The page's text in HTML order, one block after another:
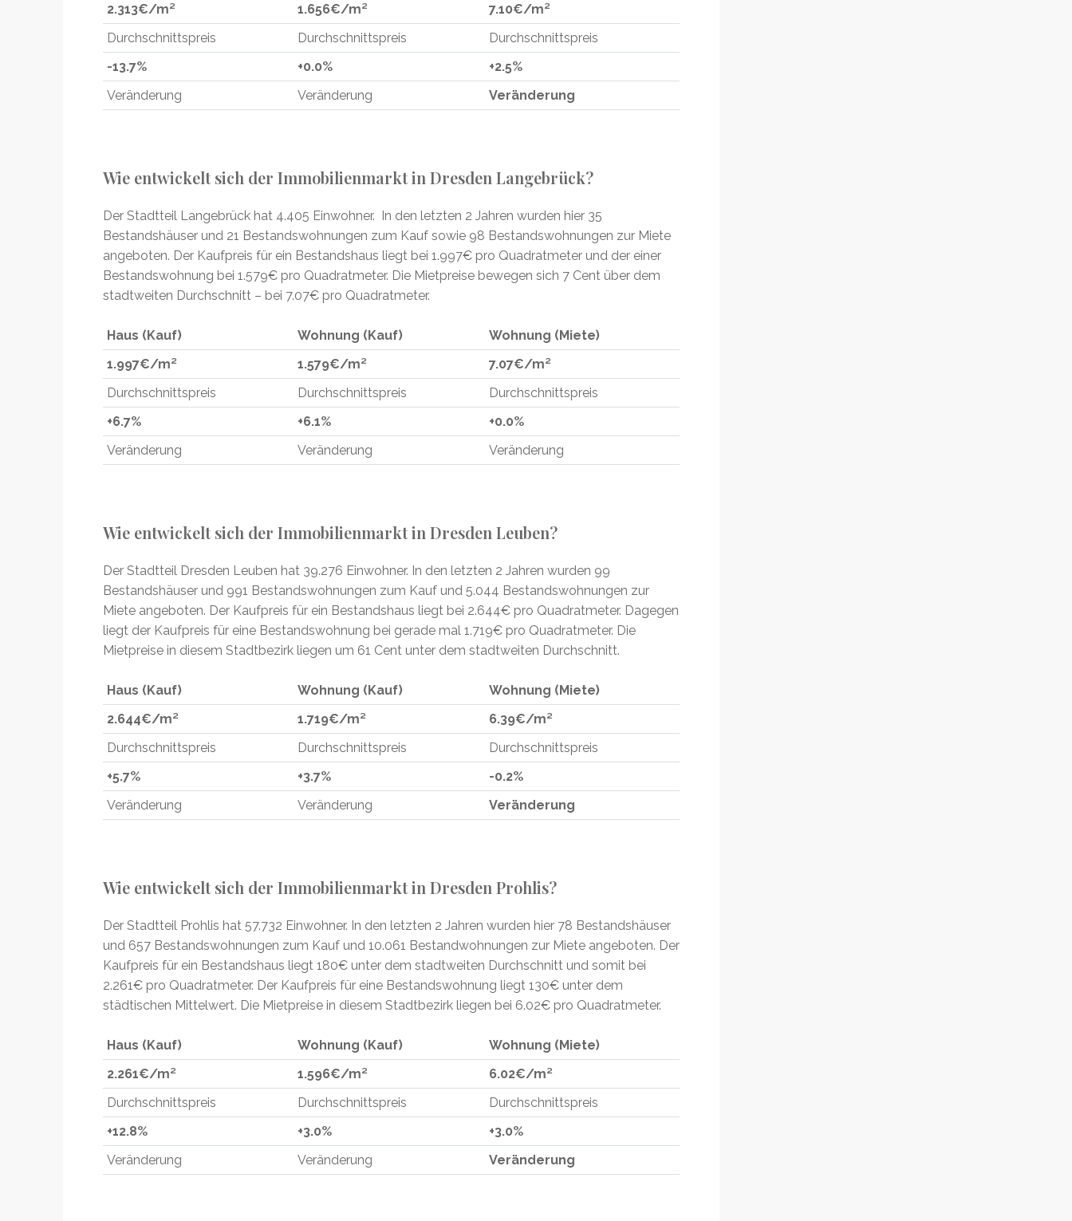
2.313€/m² 1.656€/m²
7.10€/m²
Durchschnittspreis
Durchschnittspreis
Durchschnittspreis
-13.7%
+0.0%
+2.5%
Veränderung
Veränderung Veränderung
Wie entwickelt sich der Immobilienmarkt in Dresden Langebrück?
Der Stadtteil Langebrück hat 4.405 Einwohner. In den letzten 2 Jahren wurden hier 35
Bestandshäuser und 21 Bestandswohnungen zum Kauf sowie 98 Bestandswohnungen zur Miete
angeboten. Der Kaufpreis für ein Bestandshaus liegt bei 1.997€ pro Quadratmeter und der einer
Bestandswohnung bei 1.579€ pro Quadratmeter. Die Mietpreise bewegen sich 7 Cent über dem
stadtweiten Durchschnitt – bei 7.07€ pro Quadratmeter.
Haus (Kauf) Wohnung (Kauf)
Wohnung (Miete)
1.997€/m²
1.579€/m²
7.07€/m²
Durchschnittspreis
Durchschnittspreis
Durchschnittspreis
+6.7%
+6.1%
+0.0%
Veränderung
Veränderung Veränderung
Wie entwickelt sich der Immobilienmarkt in Dresden Leuben?
Der Stadtteil Dresden Leuben hat 39.276 Einwohner. In den letzten 2 Jahren wurden 99
Bestandshäuser und 991 Bestandswohnungen zum Kauf und 5.044 Bestandswohnungen zur
Miete angeboten. Der Kaufpreis für ein Bestandshaus liegt bei 2.644€ pro Quadratmeter. Dagegen
liegt der Kaufpreis für eine Bestandswohnung bei gerade mal 1.719€ pro Quadratmeter. Die
Mietpreise in diesem Stadtbezirk liegen um 61 Cent unter dem stadtweiten Durchschnitt.
Haus (Kauf) Wohnung (Kauf)
Wohnung (Miete)
2.644€/m² 1.719€/m²
6.39€/m²
Durchschnittspreis
Durchschnittspreis
Durchschnittspreis
+5.7%
+3.7%
-0.2%
Veränderung
Veränderung Veränderung
Wie entwickelt sich der Immobilienmarkt in Dresden Prohlis?
Der Stadtteil Prohlis hat 57.732 Einwohner. In den letzten 2 Jahren wurden hier 78 Bestandshäuser
und 657 Bestandswohnungen zum Kauf und 10.061 Bestandwohnungen zur Miete angeboten. Der
Kaufpreis für ein Bestandshaus liegt 180€ unter dem stadtweiten Durchschnitt und somit bei
2.261€ pro Quadratmeter. Der Kaufpreis für eine Bestandswohnung liegt 130€ unter dem
städtischen Mittelwert. Die Mietpreise in diesem Stadtbezirk liegen bei 6.02€ pro Quadratmeter.
Haus (Kauf) Wohnung (Kauf)
Wohnung (Miete)
2.261€/m² 1.596€/m²
6.02€/m²
Durchschnittspreis
Durchschnittspreis
Durchschnittspreis
+12.8%
+3.0%
+3.0%
Veränderung
Veränderung Veränderung